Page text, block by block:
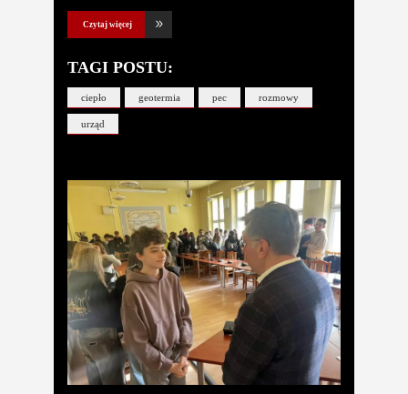
Czytaj więcej
TAGI POSTU:
ciepło geotermia pec rozmowy
urząd